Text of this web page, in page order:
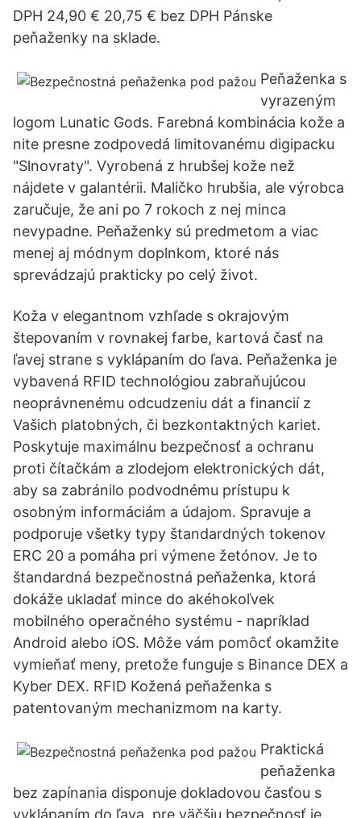
DPH 24,90 € 20,75 € bez DPH Pánske
peňaženky na sklade.
Peňaženka s
vyrazeným
logom Lunatic Gods. Farebná kombinácia kože a
nite presne zodpovedá limitovanému digipacku
"Slnovraty". Vyrobená z hrubšej kože než
nájdete v galantérii. Maličko hrubšia, ale výrobca
zaručuje, že ani po 7 rokoch z nej minca
nevypadne. Peňaženky sú predmetom a viac
menej aj módnym doplnkom, ktoré nás
sprevádzajú prakticky po celý život.
Koža v elegantnom vzhľade s okrajovým
štepovaním v rovnakej farbe, kartová časť na
ľavej strane s vyklápaním do ľava. Peňaženka je
vybavená RFID technológiou zabraňujúcou
neoprávnenému odcudzeniu dát a financií z
Vašich platobných, či bezkontaktných kariet.
Poskytuje maximálnu bezpečnosť a ochranu
proti čítačkám a zlodejom elektronických dát,
aby sa zabránilo podvodnému prístupu k
osobným informáciám a údajom. Spravuje a
podporuje všetky typy štandardných tokenov
ERC 20 a pomáha pri výmene žetónov. Je to
štandardná bezpečnostná peňaženka, ktorá
dokáže ukladať mince do akéhokoľvek
mobilného operačného systému - napríklad
Android alebo iOS. Môže vám pomôcť okamžite
vymieňať meny, pretože funguje s Binance DEX a
Kyber DEX. RFID Kožená peňaženka s
patentovaným mechanizmom na karty.
Praktická
peňaženka
bez zapínania disponuje dokladovou časťou s
vyklápaním do ľava, pre väčšiu bezpečnosť je